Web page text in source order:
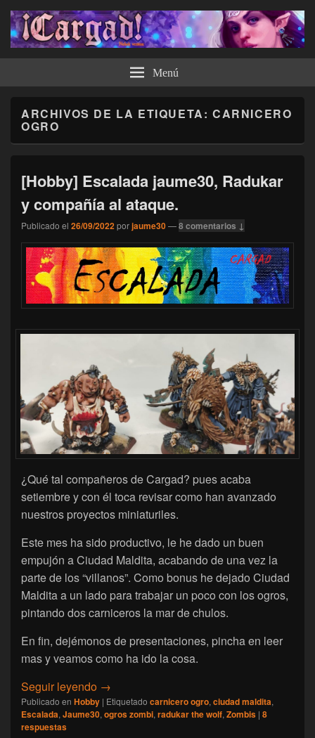
¡Cargad! Menú
ARCHIVOS DE LA ETIQUETA:CARNICERO
OGRO
[Hobby] Escalada jaume30, Radukar
y compañía al ataque.
Publicado el 26/09/2022porjaume30—8 comentarios ↓
¿Qué tal compañeros de Cargad? pues acaba
setiembre y con él toca revisar como han avanzado
nuestros proyectos miniaturiles.
Este mes ha sido productivo, le he dado un buen
empujón a Ciudad Maldita, acabando de una vez la
parte de los “villanos”. Como bonus he dejado Ciudad
Maldita a un lado para trabajar un poco con los ogros,
pintando dos carniceros la mar de chulos.
En fin, dejémonos de presentaciones, pincha en leer
mas y veamos como ha ido la cosa.
Seguir leyendo [Hobby] Escalada jaume30, Radukar y
→
Publicado en Hobby | Etiquetado carnicero ogro, ciudad maldita,
Escalada, Jaume30, ogros zombi, radukar the wolf, Zombis | 8
respuestas